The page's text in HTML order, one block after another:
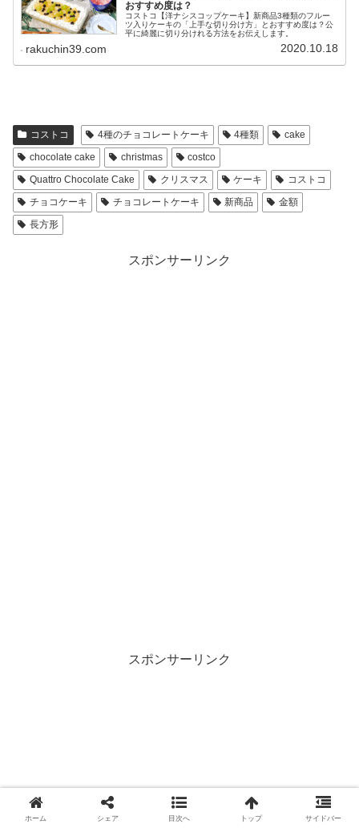
おすすめ度は？
コストコ【洋ナシスコップケーキ】新商品3種類のフルー
ツ入りケーキの「上手な切り分け方」とおすすめ度は？公
平に綺麗に切り分けれる方法をお伝えします。
rakuchin39.com 2020.10.18
コストコ 4種のチョコレートケーキ 4種類
cake
chocolate cake
christmas
costco
Quattro Chocolate Cake
クリスマス ケーキ
コストコ
チョコケーキ
チョコレートケーキ 新商品
金額
長方形
スポンサーリンク
スポンサーリンク
ホーム シェア 目次へ トップ サイドバー